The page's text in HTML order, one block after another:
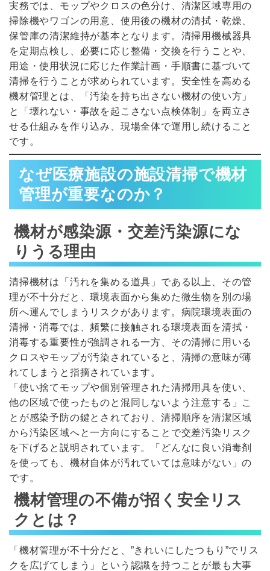
実務では、モップやクロスの色分け、清潔区域専用の
掃除機やワゴンの用意、使用後の機材の清拭・乾燥、
保管庫の清潔維持が基本となります。清掃用機械器具
を定期点検し、必要に応じ整備・交換を行うことや、
用途・使用状況に応じた作業計画・手順書に基づいて
清掃を行うことが求められています。安全性を高める
機材管理とは、「汚染を持ち出さない機材の使い方」
と「壊れない・事故を起こさない点検体制」を両立さ
せる仕組みを作り込み、現場全体で運用し続けること
です。
なぜ医療施設の施設清掃で機材
管理が重要なのか？
機材が感染源・交差汚染源にな
りうる理由
清掃機材は「汚れを集める道具」である以上、その管
理が不十分だと、環境表面から集めた微生物を別の場
所へ運んでしまうリスクがあります。病院環境表面の
清掃・消毒では、頻繁に接触される環境表面を清拭・
消毒する重要性が強調される一方、その清掃に用いる
クロスやモップが汚染されていると、清掃の意味が薄
れてしまうと指摘されています。
「使い捨てモップや個別管理された清掃用具を使い、
他の区域で使ったものと混同しないよう注意する」こ
とが感染予防の鍵とされており、清掃順序を清潔区域
から汚染区域へと一方向にすることで交差汚染リスク
を下げると説明されています。「どんなに良い消毒剤
を使っても、機材自体が汚れていては意味がない」の
です。
機材管理の不備が招く安全リス
クとは？
「機材管理が不十分だと、”きれいにしたつもり”でリス
クを広げてしまう」という認識を持つことが最も大事